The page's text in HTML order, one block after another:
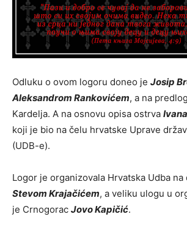
Odluku o ovom logoru doneo je Josip
Aleksandrom Rankovićem, a na
Kardelja. A na osnovu opisa ostrva
koji je bio na čelu hrvatske Uprave
(UDB-e).
Logor je organizovala Hrvatska Udba na
Stevom Krajačićem, a veliku ulogu u
je Crnogorac Jovo Kapičić.